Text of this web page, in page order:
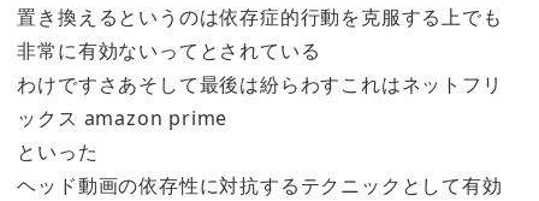
置き換えるというのは依存症的行動を克服する上でも
非常に有効ないってとされている
わけですさあそして最後は紛らわすこれはネットフリ
ックス amazon prime
といった
ヘッド動画の依存性に対抗するテクニックとして有効